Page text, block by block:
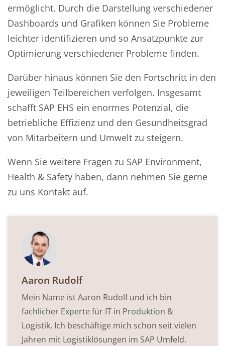
ermöglicht. Durch die Darstellung verschiedener
Dashboards und Grafiken können Sie Probleme
leichter identifizieren und so Ansatzpunkte zur
Optimierung verschiedener Probleme finden.
Darüber hinaus können Sie den Fortschritt in den
jeweiligen Teilbereichen verfolgen. Insgesamt
schafft SAP EHS ein enormes Potenzial, die
betriebliche Effizienz und den Gesundheitsgrad
von Mitarbeitern und Umwelt zu steigern.
Wenn Sie weitere Fragen zu SAP Environment,
Health & Safety haben, dann nehmen Sie gerne
zu uns Kontakt auf.
Aaron Rudolf
Mein Name ist Aaron Rudolf und ich bin
fachlicher Experte für IT in Produktion &
Logistik. Ich beschäftige mich schon seit vielen
Jahren mit Logistiklösungen im SAP Umfeld.